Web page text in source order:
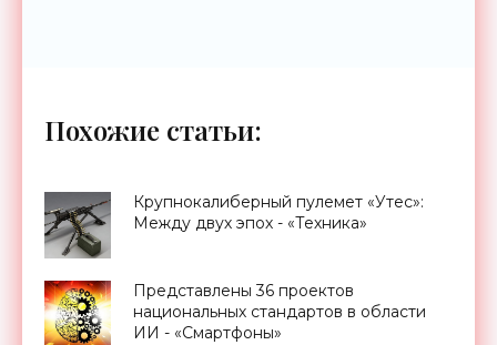
Похожие статьи:
Крупнокалиберный пулемет «Утес»:
Между двух эпох - «Техника»
Представлены 36 проектов
национальных стандартов в области
ИИ - «Смартфоны»